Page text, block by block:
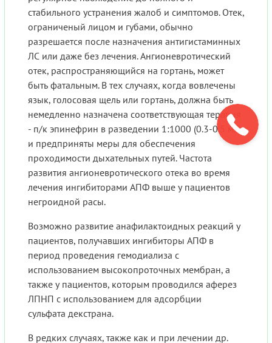
стабильного устранения жалоб и симптомов. Отек,
ограниченый лицом и губами, обычно
разрешается после назначения антигистаминных
ЛС или даже без лечения. Ангионевротический
отек, распространяющийся на гортань, может
быть фатальным. В тех случаях, когда вовлечены
язык, голосовая щель или гортань, должна быть
немедленно назначена соответствующая терапия
- п/к эпинефрин в разведении 1:1000 (0.3-0.5 мл)
и предприняты меры для обеспечения
проходимости дыхательных путей. Частота
развития ангионевротического отека во время
лечения ингибиторами АПФ выше у пациентов
негроидной расы.
Возможно развитие анафилактоидных реакций у
пациентов, получавших ингибиторы АПФ в
период проведения гемодиализа с
использованием высокопроточных мембран, а
также у пациентов, которым проводился аферез
ЛПНП с использованием для адсорбции
сульфата декстрана.
В редких случаях, также как и при лечении др.